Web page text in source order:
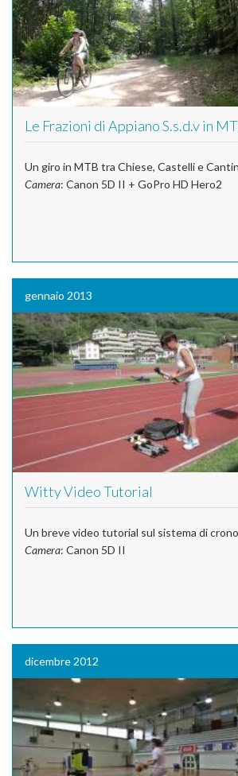
Le Frazioni di Appiano S.s.d.v in
Un giro in MTB tra Chiese, Castelli e
Camera: Canon 5D II + GoPro HD Hero2
gennaio 2013
Witty Video Tutorial
Un breve video tutorial sul sistema di
Camera: Canon 5D II
dicembre 2012